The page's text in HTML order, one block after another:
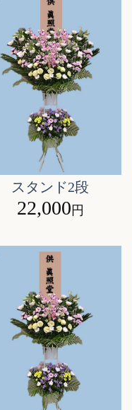
スタンド2段
22,000円